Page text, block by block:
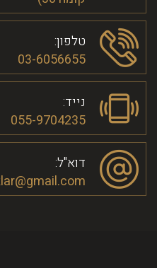
טלפון:
03-6056655
נייד:
055-9704235
דוא"ל: